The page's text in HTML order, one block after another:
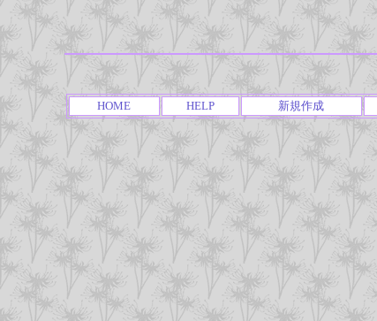
HOME HELP 新規作成